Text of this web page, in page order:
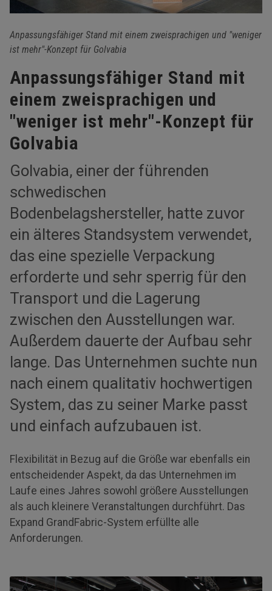
Anpassungsfähiger Stand mit einem zweisprachigen und "weniger
ist mehr"-Konzept für Golvabia
Anpassungsfähiger Stand mit
einem zweisprachigen und
"weniger ist mehr"-Konzept für
Golvabia
Golvabia, einer der führenden
schwedischen
Bodenbelagshersteller, hatte zuvor
ein älteres Standsystem verwendet,
das eine spezielle Verpackung
erforderte und sehr sperrig für den
Transport und die Lagerung
zwischen den Ausstellungen war.
Außerdem dauerte der Aufbau sehr
lange. Das Unternehmen suchte nun
nach einem qualitativ hochwertigen
System, das zu seiner Marke passt
und einfach aufzubauen ist.
Flexibilität in Bezug auf die Größe war ebenfalls ein
entscheidender Aspekt, da das Unternehmen im
Laufe eines Jahres sowohl größere Ausstellungen
als auch kleinere Veranstaltungen durchführt. Das
Expand GrandFabric-System erfüllte alle
Anforderungen.